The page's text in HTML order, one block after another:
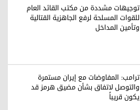
توجيهات مشددة من مكتب القائد العام
للقوات المسلحة لرفع الجاهزية القتالية
وتأمين المداخل
ترامب: المفاوضات مع إيران مستمرة
والتوصل لاتفاق بشأن مضيق هرمز قد
يكون قريباً